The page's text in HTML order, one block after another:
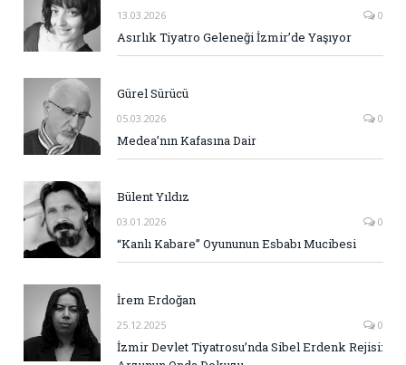
13.03.2026 0
Asırlık Tiyatro Geleneği İzmir’de Yaşıyor
Gürel Sürücü
05.03.2026 0
Medea’nın Kafasına Dair
Bülent Yıldız
03.01.2026 0
“Kanlı Kabare” Oyununun Esbabı Mucibesi
İrem Erdoğan
25.12.2025 0
İzmir Devlet Tiyatrosu’nda Sibel Erdenk Rejisi: